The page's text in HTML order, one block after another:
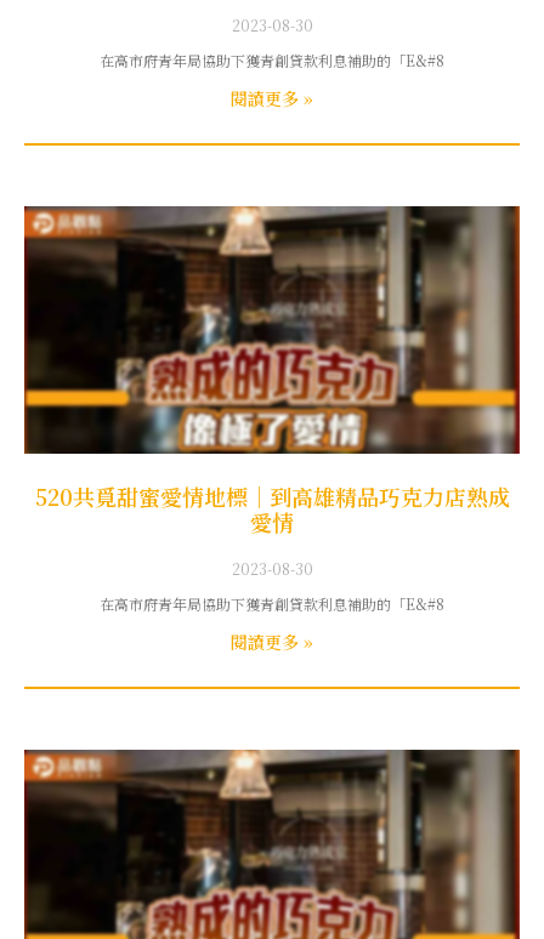
2023-08-30
在高市府青年局協助下獲青創貸款利息補助的「E&#8
閱讀更多 »
520共覓甜蜜愛情地標｜到高雄精品巧克力店熟成
愛情
2023-08-30
在高市府青年局協助下獲青創貸款利息補助的「E&#8
閱讀更多 »